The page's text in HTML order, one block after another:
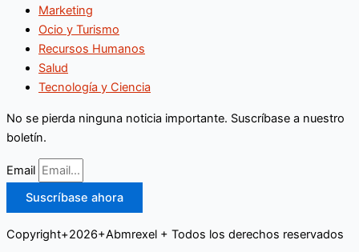
Marketing
Ocio y Turismo
Recursos Humanos
Salud
Tecnología y Ciencia
No se pierda ninguna noticia importante. Suscríbase a nuestro
boletín.
Email
Suscríbase ahora
Copyright+2026+Abmrexel + Todos los derechos reservados